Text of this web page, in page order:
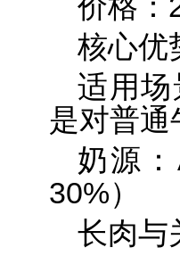
价格：
核心优
适用
是对普
奶源
30%）
长肉与